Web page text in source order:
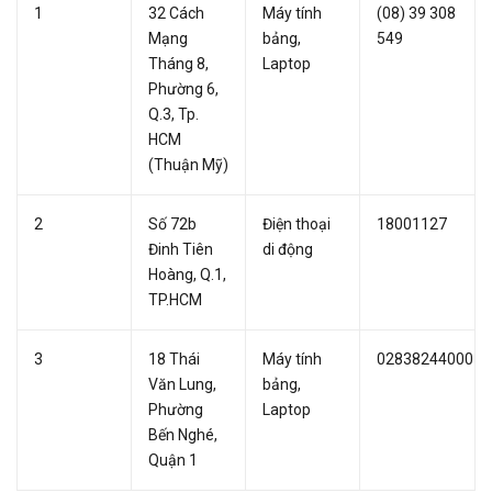
1
32 Cách
Mạng
Tháng 8,
Phường 6,
Q.3, Tp.
HCM
(Thuận Mỹ)
Máy tính
bảng,
Laptop
(08) 39 308
549
2
Số 72b
Đinh Tiên
Hoàng, Q.1,
TP.HCM
Điện thoại
di động
18001127
3
18 Thái
Văn Lung,
Phường
Bến Nghé,
Quận 1
Máy tính
bảng,
Laptop
02838244000